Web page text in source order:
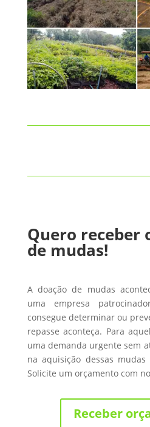
Quero receber
de mudas!
A doação de mudas
uma empresa
consegue determinar ou
repasse aconteça. Para
uma demanda urgente sem
na aquisição dessas
Solicite um orçamento com
Receber